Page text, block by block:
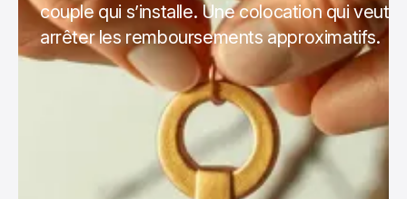
couple qui s’installe. Une colocation qui veut
arrêter les remboursements approximatifs.